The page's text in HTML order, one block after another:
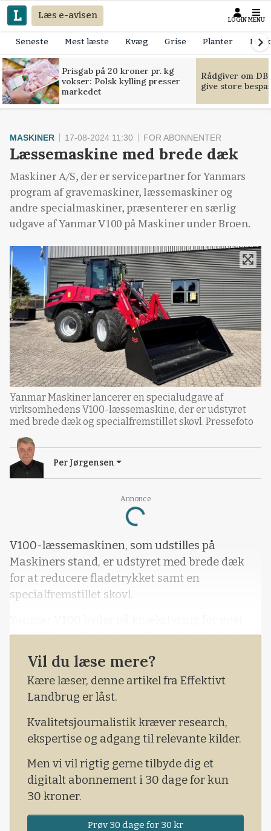
Læs e-avisen LOGIN MENU
Seneste Mest læste Kvæg Grise Planter
Prisgab på 20 kroner pr. kg
vokser: Polsk kylling presser
markedet
Rådgiver om
give store
Annonce
Loading...
MASKINER 17-08-2024 11:30 FOR ABONNENTER
Læssemaskine med brede dæk
Maskiner A/S, der er servicepartner for Yanmars
program af gravemaskiner, læssemaskiner og
andre specialmaskiner, præsenterer en særlig
udgave af Yanmar V100 på Maskiner under Broen.
Yanmar Maskiner lancerer en specialudgave af
virksomhedens V100-læssemaskine, der er udstyret
med brede dæk og specialfremstillet skovl. Pressefoto
Per Jørgensen
V100-læssemaskinen, som udstilles på
Maskiners stand, er udstyret med brede dæk
for at reducere fladetrykket samt en
specialfremstillet skovl.
stabilitet, pendulophængt bagaksel for bedre
førerkomfort, og en 73 hk Stage V Yanmar-
motor, der reducerer både brændstofforbrug og
emissioner. Maskinen er desuden brugervenlig
med ergonomiske joysticks og et komfortabelt
førerhus.
Vil du læse mere?
Kære læser, denne artikel fra Effektivt
Landbrug er låst.
Kvalitetsjournalistik kræver research,
ekspertise og adgang til relevante kilder.
Men vi vil rigtig gerne tilbyde dig et
digitalt abonnement i 30 dage for kun
30 kroner.
Prøv 30 dage for 30 kr